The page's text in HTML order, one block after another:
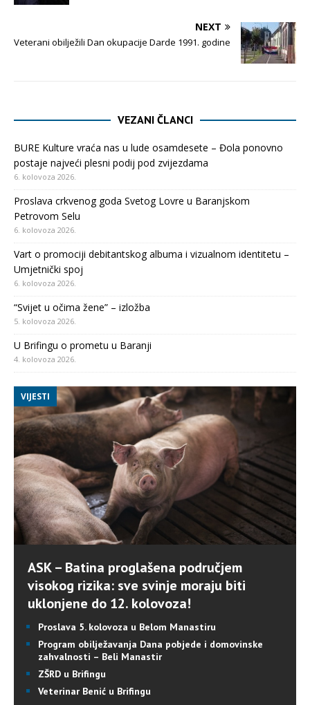
NEXT
Veterani obilježili Dan okupacije Darde 1991. godine
VEZANI ČLANCI
BURE Kulture vraća nas u lude osamdesete – Đola ponovno
postaje najveći plesni podij pod zvijezdama
6. kolovoza 2026.
Proslava crkvenog goda Svetog Lovre u Baranjskom
Petrovom Selu
6. kolovoza 2026.
Vart o promociji debitantskog albuma i vizualnom identitetu –
Umjetnički spoj
6. kolovoza 2026.
“Svijet u očima žene” – izložba
5. kolovoza 2026.
U Brifingu o prometu u Baranji
4. kolovoza 2026.
VIJESTI
ASK – Batina proglašena područjem
visokog rizika: sve svinje moraju biti
uklonjene do 12. kolovoza!
Proslava 5. kolovoza u Belom Manastiru
Program obilježavanja Dana pobjede i domovinske
zahvalnosti – Beli Manastir
ZŠRD u Brifingu
Veterinar Benić u Brifingu